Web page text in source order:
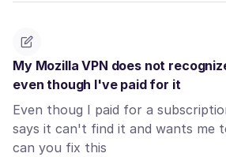
My Mozilla VPN does not
even though I've paid for it
Even thoug I paid for a
says it can't find it and wants me
can you fix this